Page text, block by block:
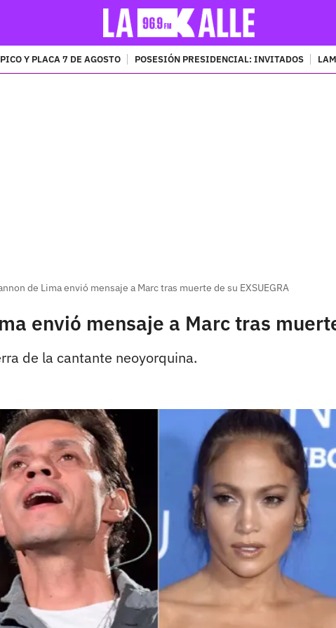
PICO Y PLACA 7 DE AGOSTO POSESIÓN PRESIDENCIAL: INVITADOS
de Lima envió mensaje a Marc tras muerte de su EXSUEGRA
envió mensaje a Marc tras
de la cantante neoyorquina.